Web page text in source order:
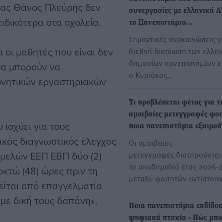
Θάνος Πλεύρης δεν
στα σχολεία.
οι μαθητές που είναι δεν
μπορούν να
εργαστηριακών
για τους
διαγνωστικός έλεγχος
μελών ΕΕΠ ΕΒΠ δύο (2)
(48) ώρες πριν τη
από επαγγελματία
δική τους δαπάνη».
συνεργασίες με ελληνικά
το Πανεπιστήμιο…
Σημαντικές ανακοινώσεις
διεθνή δικτύωση των
δημοσίων πανεπιστημίων
ο Κυριάκος…
Τι προβλέπεται φέτος για
αμοιβαίες μετεγγραφές
ποια πανεπιστήμια
Οι αμοιβαίες
μετεγγραφές διατηρούνται
το ακαδημαϊκό έτος 2026-
μεταξύ φοιτητών
Ποια πανεπιστήμια
ψηφιακά πτυχία - Πώς